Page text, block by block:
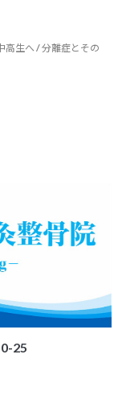
高生へ / 分離症とその
25